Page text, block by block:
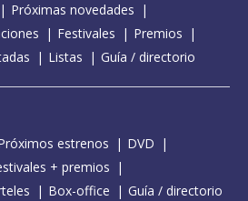
Próximas novedades
Festivales
Premios
Listas Guía / directorio
estrenos
DVD
+ premios
Box-office Guía / directorio